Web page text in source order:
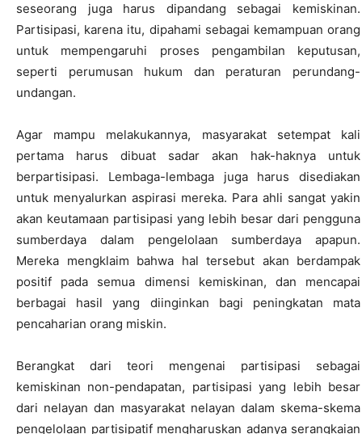
seseorang juga harus dipandang sebagai kemiskinan.
Partisipasi, karena itu, dipahami sebagai kemampuan orang
untuk mempengaruhi proses pengambilan keputusan,
seperti perumusan hukum dan peraturan perundang-
undangan.
Agar mampu melakukannya, masyarakat setempat kali
pertama harus dibuat sadar akan hak-haknya untuk
berpartisipasi. Lembaga-lembaga juga harus disediakan
untuk menyalurkan aspirasi mereka. Para ahli sangat yakin
akan keutamaan partisipasi yang lebih besar dari pengguna
sumberdaya dalam pengelolaan sumberdaya apapun.
Mereka mengklaim bahwa hal tersebut akan berdampak
positif pada semua dimensi kemiskinan, dan mencapai
berbagai hasil yang diinginkan bagi peningkatan mata
pencaharian orang miskin.
Berangkat dari teori mengenai partisipasi sebagai
kemiskinan non-pendapatan, partisipasi yang lebih besar
dari nelayan dan masyarakat nelayan dalam skema-skema
pengelolaan partisipatif mengharuskan adanya serangkaian